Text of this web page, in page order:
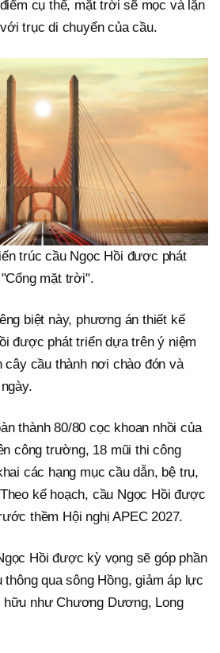
cụ thể, mặt trời sẽ mọc và lặn
trục di chuyển của cầu.
trúc cầu Ngọc Hồi được phát
mặt trời".
biệt này, phương án thiết kế
được phát triển dựa trên ý niệm
cây cầu thành nơi chào đón và
thành 80/80 cọc khoan nhồi của
công trường, 18 mũi thi công
các hạng mục cầu dẫn, bệ trụ,
kế hoạch, cầu Ngọc Hồi được
thềm Hội nghị APEC 2027.
Hồi được kỳ vọng sẽ góp phần
qua sông Hồng, giảm áp lực
như Chương Dương, Long